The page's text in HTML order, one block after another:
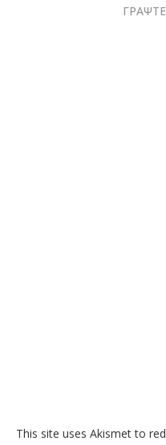
This site uses Akismet to